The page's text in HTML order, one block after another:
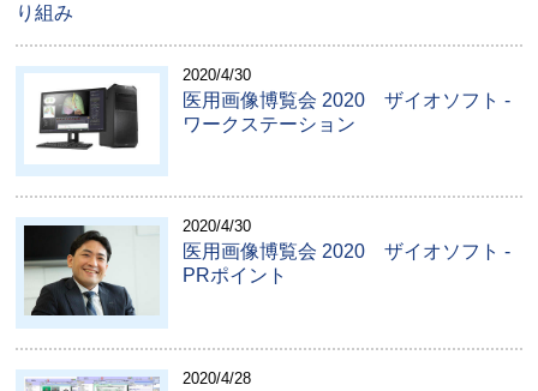
り組み
2020/4/30
医用画像博覧会 2020 ザイオソフト -
ワークステーション
2020/4/30
医用画像博覧会 2020 ザイオソフト -
PRポイント
2020/4/28